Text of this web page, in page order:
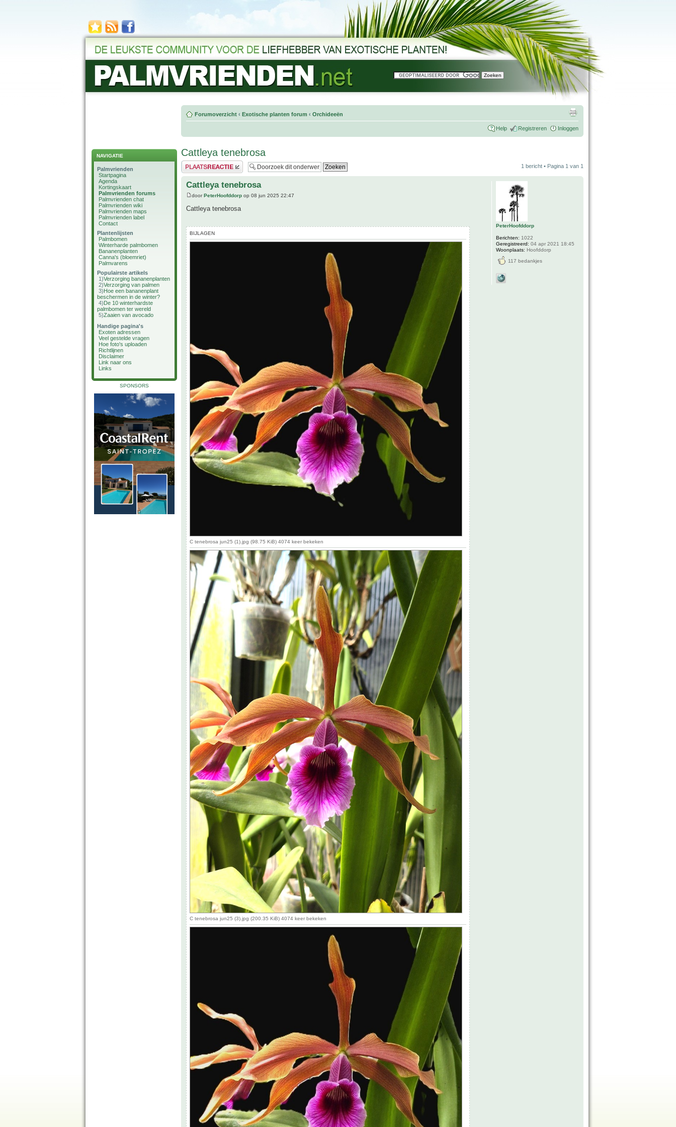
NAVIGATIE
Palmvrienden
Startpagina
Agenda
Kortingskaart
Palmvrienden forums
Palmvrienden chat
Palmvrienden wiki
Palmvrienden maps
Palmvrienden label
Contact
Plantenlijsten
Palmbomen
Winterharde palmbomen
Bananenplanten
Canna's (bloemriet)
Palmvarens
Populairste artikels
1)Verzorging bananenplanten
2)Verzorging van palmen
3)Hoe een bananenplant
beschermen in de winter?
4)De 10 winterhardste
palmbomen ter wereld
5)Zaaien van avocado
Handige pagina's
Exoten adressen
Veel gestelde vragen
Hoe foto's uploaden
Richtlijnen
Disclaimer
Link naar ons
Links
SPONSORS
Forumoverzicht ‹ Exotische planten forum ‹ Orchideeën
Help Registreren Inloggen
Cattleya tenebrosa
Plaats een reactie 1 bericht • Pagina 1 van 1
Cattleya tenebrosa
doorPeterHoofddorp op 08 jun 2025 22:47
Cattleya tenebrosa
BIJLAGEN
C tenebrosa jun25 (1).jpg (98.75 KiB) 4074 keer bekeken
C tenebrosa jun25 (3).jpg (200.35 KiB) 4074 keer bekeken
PeterHoofddorp
Berichten: 1022
Geregistreerd: 04 apr 2021 18:45
Woonplaats: Hoofddorp
117 bedankjes